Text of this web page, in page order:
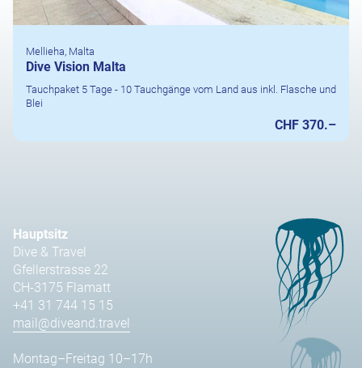
Mellieha, Malta
Dive Vision Malta
Tauchpaket 5 Tage - 10 Tauchgänge vom Land aus inkl. Flasche und
Blei
CHF 370.–
Hauptsitz
Dive & Travel
Gfellerstrasse 22
CH-3175 Flamatt
+41 31 744 15 15
mail@diveand.travel
Montag–Freitag 10–17h